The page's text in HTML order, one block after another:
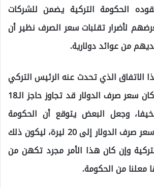
الحكومة التركية يضمن للشركات
لأضرار تقلبات سعر الصرف نظير أن
من عوائد دولارية.
الاتفاق الذي تحدث عنه الرئيس التركي
رجب طيب أردوغان كان سعر صرف الدولار قد تجاوز حاجز الـ18
وجعل البعض يتوقع أن الحكومة
تستهدف أن يصل سعر صرف الدولار إلى 20 ليرة، ليكون ذلك
وإن كان هذا الأمر مجرد تكهن من
من الحكومة.